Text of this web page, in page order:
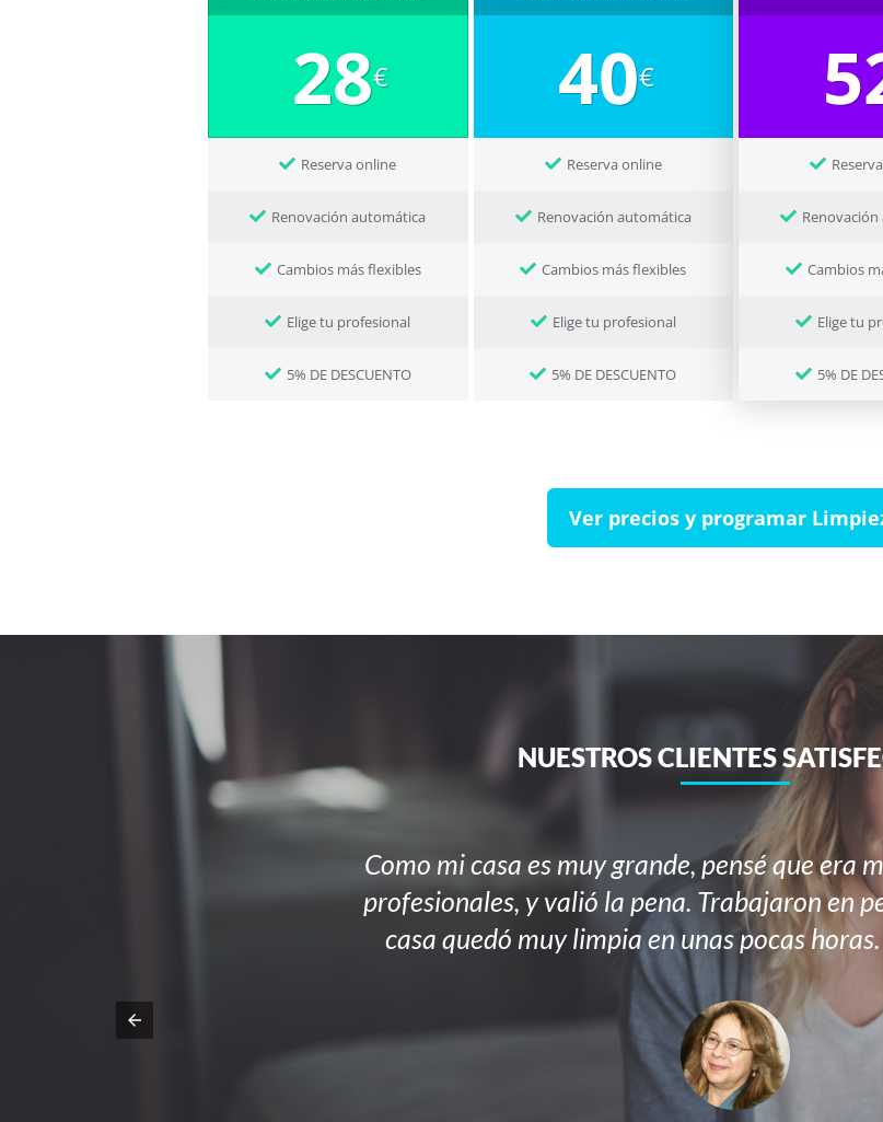
28€
Reserva online
Renovación automática
Cambios más flexibles
Elige tu profesional
5% DE DESCUENTO
40€
Reserva online
Renovación automática
Cambios más flexibles
Elige tu profesional
5% DE DESCUENTO
Cambios
Elige tu
5% DE
Ver precios y programar
NUESTROS CLIENTES
Como mi casa es muy grande, pensé que era
profesionales, y valió la pena. Trabajaron en
casa quedó muy limpia en unas pocas